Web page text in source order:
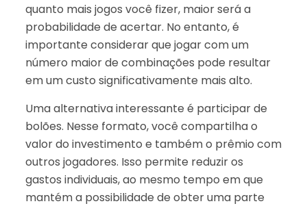
quanto mais jogos você fizer, maior será a
probabilidade de acertar. No entanto, é
importante considerar que jogar com um
número maior de combinações pode resultar
em um custo significativamente mais alto.
Uma alternativa interessante é participar de
bolões. Nesse formato, você compartilha o
valor do investimento e também o prêmio com
outros jogadores. Isso permite reduzir os
gastos individuais, ao mesmo tempo em que
mantém a possibilidade de obter uma parte